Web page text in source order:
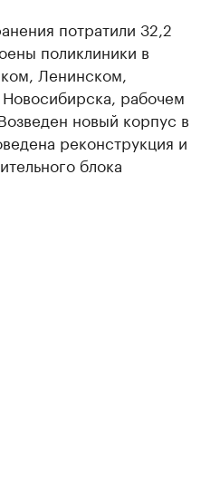
потратили 32,2
поликлиники в
Ленинском,
рабочем
новый корпус в
реконструкция и
блока